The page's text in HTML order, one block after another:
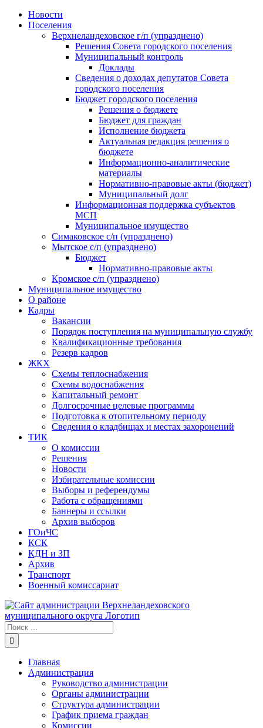
Skip
Новости
Поселения
Верхнеландеховское г/п (упразднено)
Решения Совета городского поселения
Муниципальный контроль
Доклады
Сведения о доходах депутатов Совета
городского поселения
Бюджет городского поселения
Решения о бюджете
Бюджет для граждан
Исполнение бюджета
Актуальная редакция решения о
бюджете
Информационно-аналитические
материалы
Нормативно-правовые акты (бюджет)
Муниципальный долг
Информационная поддержка субъектов
МСП
Муниципальное имущество
Симаковское с/п (упразднено)
Мытское с/п (упразднено)
Бюджет
Нормативно-правовые акты
Кромское с/п (упразднено)
Муниципальное имущество
О районе
Кадры
Вакансии
Порядок поступления на муниципальную службу
Квалификационные требования
Резерв кадров
ЖКХ
Схемы теплоснабжения
Схемы водоснабжения
Капитальный ремонт
Долгосрочные целевые программы
Подготовка к отопительному периоду
Сведения о кладбищах и местах захоронений
ТИК
О комиссии
Решения
Новости
Избирательные комиссии
Выборы и референдумы
Работа с обращениями
Баннеры и ссылки
Архив выборов
ГОиЧС
КСК
КДН и ЗП
Архив
Транспорт
Военный комиссариат
Результат
поиска:
Главная
Администрация
Руководство администрации
Органы администрации
Структура администрации
График приема граждан
Комиссии